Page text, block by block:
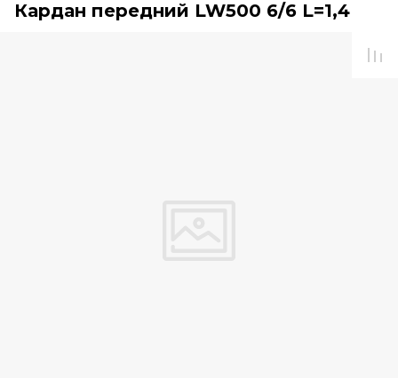
Кардан передний LW500 6/6 L=1,4